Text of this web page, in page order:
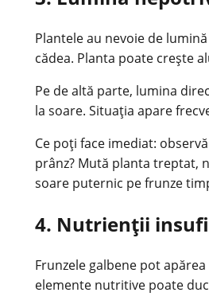
Plantele au nevoie de
cădea. Planta poate crește
Pe de altă parte, lumina
la soare. Situația apare
Ce poți face imediat:
prânz? Mută planta treptat,
soare puternic pe frunze
4. Nutrienții
Frunzele galbene pot
elemente nutritive poate